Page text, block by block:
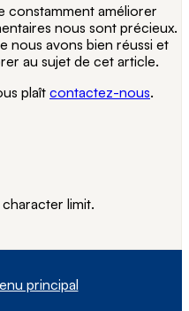
constamment améliorer
nous sont précieux.
nous avons bien réussi et
au sujet de cet article.
plaît contactez-nous.
limit.
principal